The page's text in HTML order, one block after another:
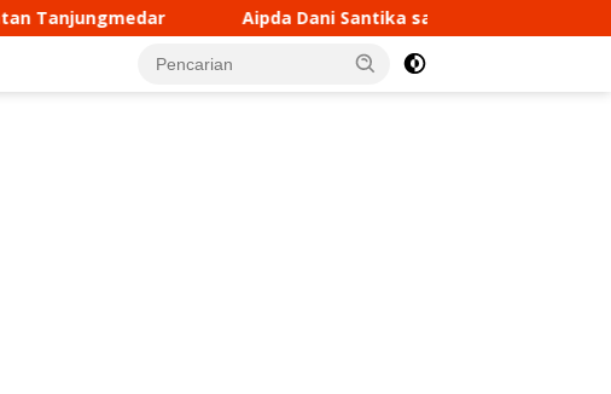
Aipda Dani Santika sambangi Warga masyarakat